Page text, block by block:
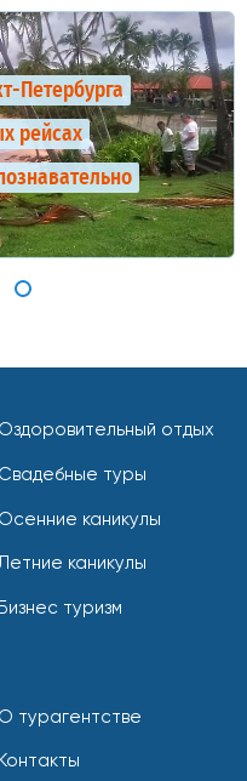
Петербурга
рейсах
Оздоровительный отдых
Свадебные туры
Осенние каникулы
каникулы
Бизнес туризм
О турагентстве
Контакты